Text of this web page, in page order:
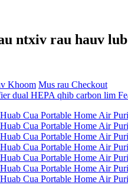
ntxiv rau hauv
Khoom Mus rau Checkout